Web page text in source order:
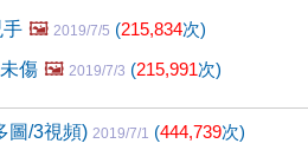
手 🖼️ 2019/7/5 (215,834次)
傷 🖼️ 2019/7/3 (215,991次)
圖/3視頻) 2019/7/1 (444,739次)